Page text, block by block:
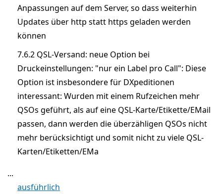
Anpassungen auf dem Server, so dass weiterhin
Updates über http statt https geladen werden
können
7.6.2 QSL-Versand: neue Option bei
Druckeinstellungen: "nur ein Label pro Call": Diese
Option ist insbesondere für DXpeditionen
interessant: Wurden mit einem Rufzeichen mehr
QSOs geführt, als auf eine QSL-Karte/Etikette/EMail
passen, dann werden die überzähligen QSOs nicht
mehr berücksichtigt und somit nicht zu viele QSL-
Karten/Etiketten/EMa
...
ausführlich